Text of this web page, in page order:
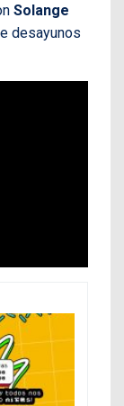
Solange
desayunos